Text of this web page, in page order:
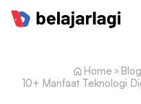
Home Blog
10+ Manfaat Teknologi